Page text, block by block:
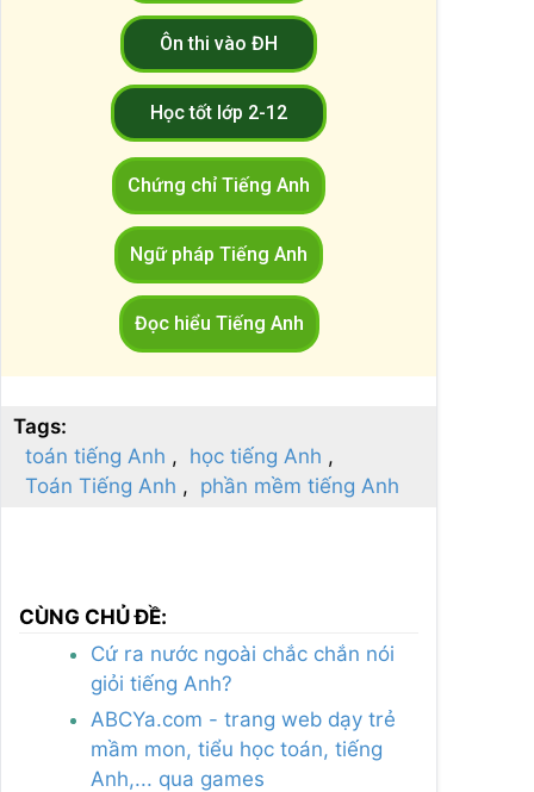
Ôn thi vào ĐH
Học tốt lớp 2-12
Chứng chỉ Tiếng Anh
Ngữ pháp Tiếng Anh
Đọc hiểu Tiếng Anh
Tags:
toán tiếng Anh
học tiếng Anh
Toán Tiếng Anh
phần mềm tiếng Anh
CÙNG CHỦ ĐỀ:
Cứ ra nước ngoài chắc chắn nói
giỏi tiếng Anh?
ABCYa.com - trang web dạy trẻ
mầm mon, tiểu học toán, tiếng
Anh,... qua games